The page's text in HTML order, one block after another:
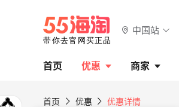
中国站
首页 优惠 商家
首页 优惠 优惠详情